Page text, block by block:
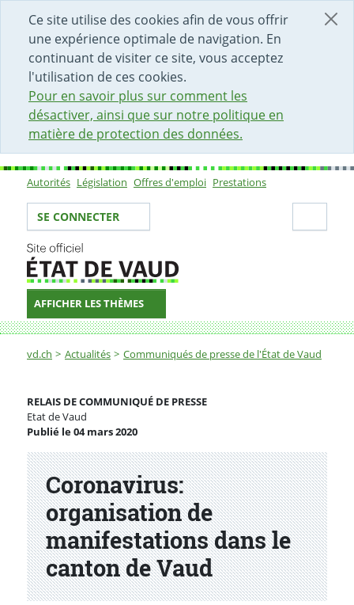
Ce site utilise des cookies afin de vous offrir
une expérience optimale de navigation. En
continuant de visiter ce site, vous acceptez
l'utilisation de ces cookies.
Pour en savoir plus sur comment les
désactiver, ainsi que sur notre politique en
matière de protection des données.
DÉBUT DU CONTENU DE LA PAGE
ACCÈS AU CHAMP DE RECHERCHE
PAGE D'ACCUEIL
FORMULAIRE DE CONTACT
Sous-navigation
Autorités Législation Offres d'emploi Prestations
Votre identité
SE CONNECTER
AFFICHER LES THÈMES
Fil d'Ariane
vd.ch Actualités Communiqués de presse de l'État de Vaud
Coronavirus: organisation de manifestations dans le
Coronavirus:
organisation de
manifestations dans le
canton de Vaud
RELAIS DE COMMUNIQUÉ DE PRESSE
Etat de Vaud
Publié le 04 mars 2020
Partenaire(s)